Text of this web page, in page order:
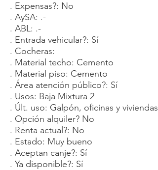
. Expensas?: No
. AySA: .-
. ABL: .-
. Entrada vehicular?: Sí
. Cocheras:
. Material techo: Cemento
. Material piso: Cemento
. Área atención público?: Sí
. Usos: Baja Mixtura 2
. Últ. uso: Galpón, oficinas y viviendas
. Opción alquiler? No
. Renta actual?: No
. Estado: Muy bueno
. Aceptan canje?: Sí
. Ya disponible?: Sí